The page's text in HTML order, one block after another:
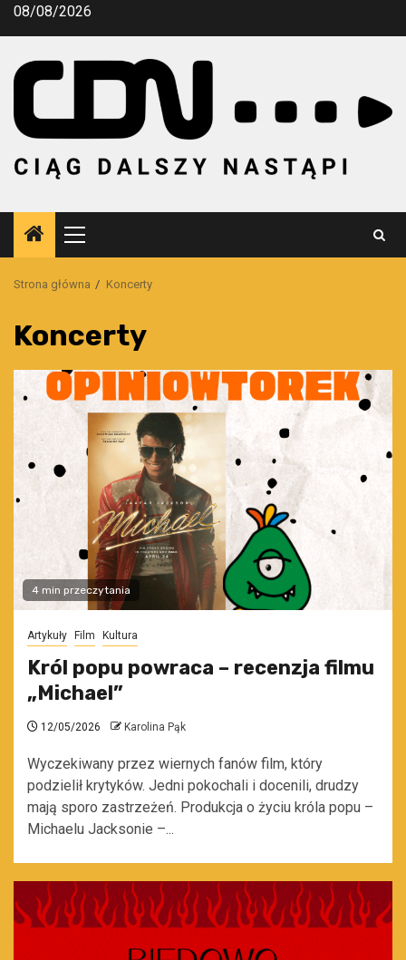
Przejdź
08/08/2026
Menu
główne
Strona główna Koncerty
Koncerty
4 min przeczytania
Artykuły Film Kultura
Król popu powraca – recenzja filmu
„Michael”
12/05/2026 Karolina Pąk
Wyczekiwany przez wiernych fanów film, który
podzielił krytyków. Jedni pokochali i docenili, drudzy
mają sporo zastrzeżeń. Produkcja o życiu króla popu –
Michaelu Jacksonie –...